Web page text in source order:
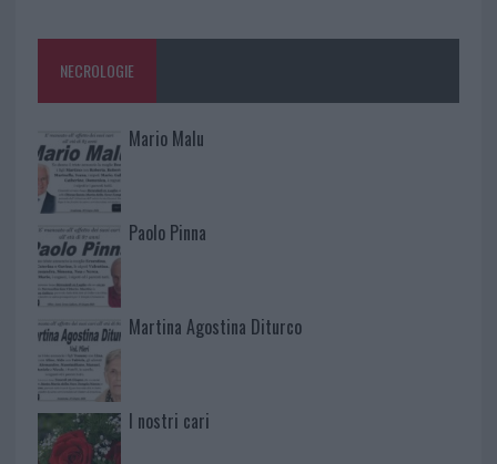
NECROLOGIE
Mario Malu
Paolo Pinna
Martina Agostina Diturco
I nostri cari